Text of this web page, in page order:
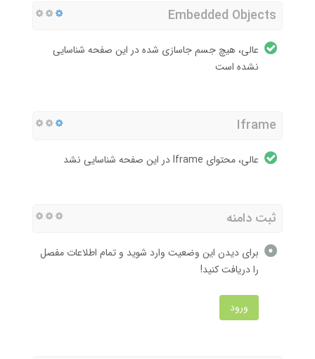
Embedded Objects
عالی، هیچ جسم جاسازی شده در این صفحه شناسایی
نشده است
Iframe
عالی، محتوای Iframe در این صفحه شناسایی نشد
ثبت دامنه
برای دیدن این وضعیت وارد شوید و تمام اطلاعات مفصل
را دریافت کنید!
ورود